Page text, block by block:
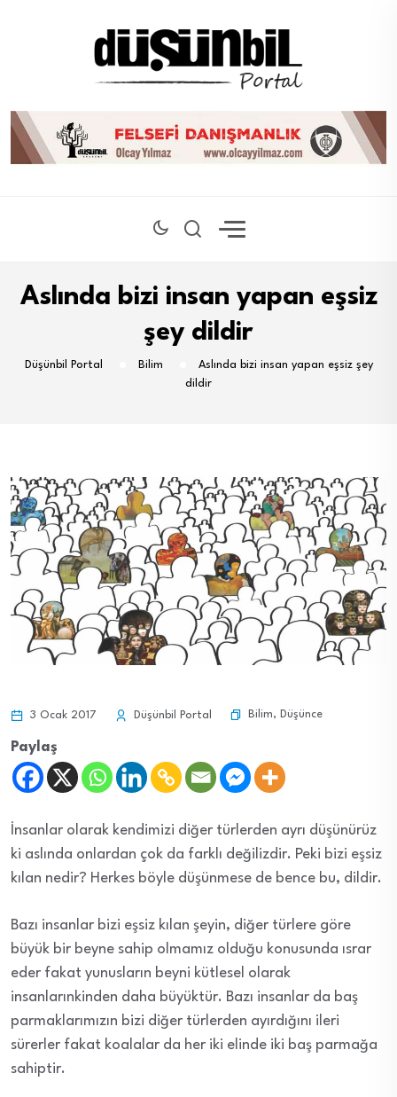
Aslında bizi insan yapan eşsiz
şey dildir
Düşünbil Portal Bilim
Aslında bizi insan yapan eşsiz şey
dildir
3 Ocak 2017 Düşünbil Portal Bilim, Düşünce
Paylaş
İnsanlar olarak kendimizi diğer türlerden ayrı düşünürüz
ki aslında onlardan çok da farklı değilizdir. Peki bizi eşsiz
kılan nedir? Herkes böyle düşünmese de bence bu, dildir.
Bazı insanlar bizi eşsiz kılan şeyin, diğer türlere göre
büyük bir beyne sahip olmamız olduğu konusunda ısrar
eder fakat yunusların beyni kütlesel olarak
insanlarınkinden daha büyüktür. Bazı insanlar da baş
parmaklarımızın bizi diğer türlerden ayırdığını ileri
sürerler fakat koalalar da her iki elinde iki baş parmağa
sahiptir.